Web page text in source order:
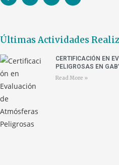
Últimas Actividades
CERTIFICACIÓN EN
PELIGROSAS EN
Read More »